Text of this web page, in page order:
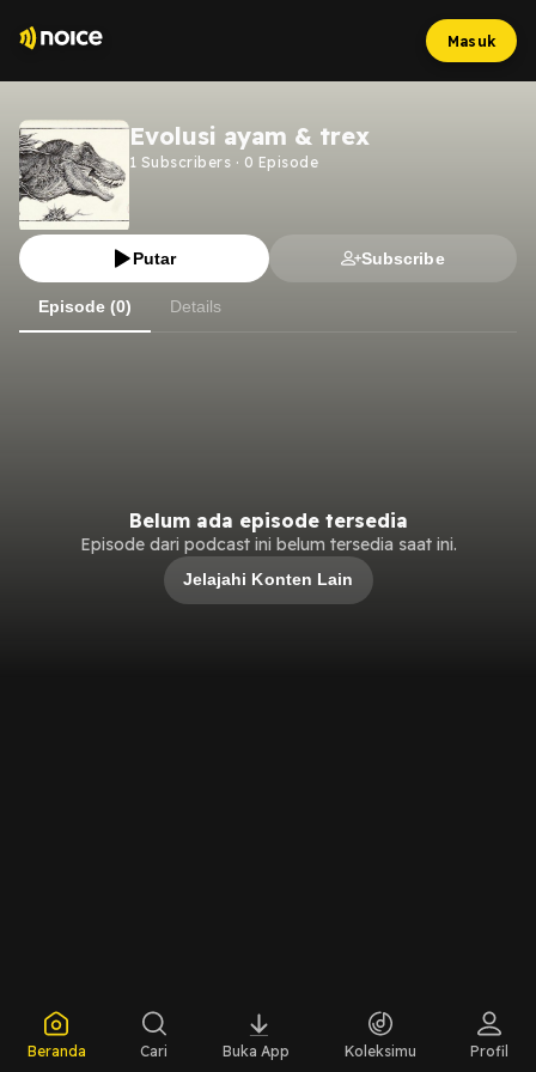
Masuk
Evolusi ayam & trex
1 Subscribers · 0 Episode
Putar Subscribe
Episode (0) Details
Belum ada episode tersedia
Episode dari podcast ini belum tersedia saat ini.
Jelajahi Konten Lain
Beranda Cari Buka App Koleksimu Profil